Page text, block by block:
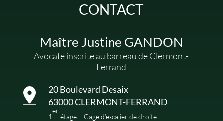
CONTACT
Maître Justine GANDON
Avocate inscrite au barreau de Clermont-
Ferrand
20 Boulevard Desaix
63000 CLERMONT-FERRAND
1
er
étage – Cage d’escalier de droite